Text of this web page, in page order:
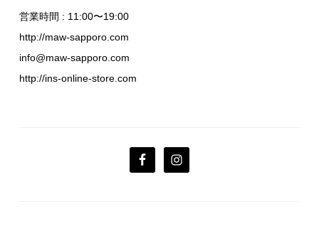
営業時間 : 11:00〜19:00
http://maw-sapporo.com
info@maw-sapporo.com
http://ins-online-store.com